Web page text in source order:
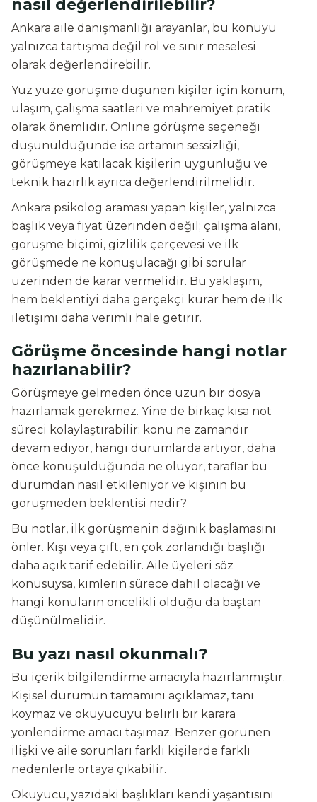
nasıl değerlendirilebilir?
Ankara aile danışmanlığı arayanlar, bu konuyu
yalnızca tartışma değil rol ve sınır meselesi
olarak değerlendirebilir.
Yüz yüze görüşme düşünen kişiler için konum,
ulaşım, çalışma saatleri ve mahremiyet pratik
olarak önemlidir. Online görüşme seçeneği
düşünüldüğünde ise ortamın sessizliği,
görüşmeye katılacak kişilerin uygunluğu ve
teknik hazırlık ayrıca değerlendirilmelidir.
Ankara psikolog araması yapan kişiler, yalnızca
başlık veya fiyat üzerinden değil; çalışma alanı,
görüşme biçimi, gizlilik çerçevesi ve ilk
görüşmede ne konuşulacağı gibi sorular
üzerinden de karar vermelidir. Bu yaklaşım,
hem beklentiyi daha gerçekçi kurar hem de ilk
iletişimi daha verimli hale getirir.
Görüşme öncesinde hangi notlar
hazırlanabilir?
Görüşmeye gelmeden önce uzun bir dosya
hazırlamak gerekmez. Yine de birkaç kısa not
süreci kolaylaştırabilir: konu ne zamandır
devam ediyor, hangi durumlarda artıyor, daha
önce konuşulduğunda ne oluyor, taraflar bu
durumdan nasıl etkileniyor ve kişinin bu
görüşmeden beklentisi nedir?
Bu notlar, ilk görüşmenin dağınık başlamasını
önler. Kişi veya çift, en çok zorlandığı başlığı
daha açık tarif edebilir. Aile üyeleri söz
konusuysa, kimlerin sürece dahil olacağı ve
hangi konuların öncelikli olduğu da baştan
düşünülmelidir.
Bu yazı nasıl okunmalı?
Bu içerik bilgilendirme amacıyla hazırlanmıştır.
Kişisel durumun tamamını açıklamaz, tanı
koymaz ve okuyucuyu belirli bir karara
yönlendirme amacı taşımaz. Benzer görünen
ilişki ve aile sorunları farklı kişilerde farklı
nedenlerle ortaya çıkabilir.
Okuyucu, yazıdaki başlıkları kendi yaşantısını